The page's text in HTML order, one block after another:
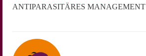
ANTIPARASITÄRES MANAGEMENT